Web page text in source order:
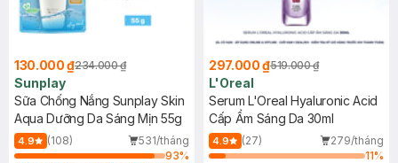
130.000 ₫234.000 ₫
Sunplay
Sữa Chống Nắng Sunplay Skin
Aqua Dưỡng Da Sáng Mịn 55g
4.9 (108)
531/tháng
93%
297.000 ₫519.000 ₫
L'Oreal
Serum L'Oreal Hyaluronic Acid
Cấp Ẩm Sáng Da 30ml
4.9 (27)
279/tháng
11%